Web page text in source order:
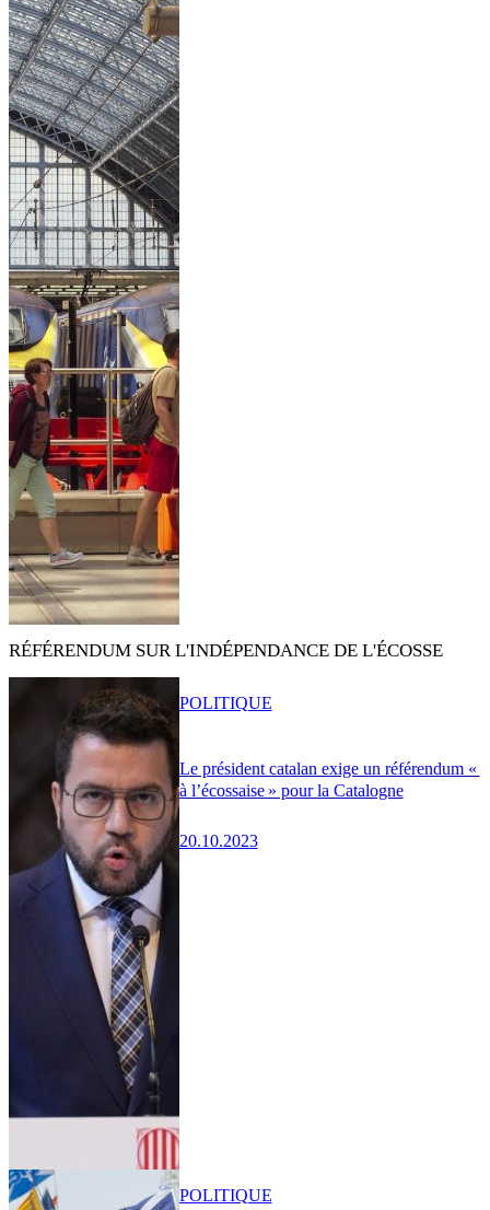
RÉFÉRENDUM SUR L'INDÉPENDANCE DE L'ÉCOSSE
Le président catalan exige un référendum «
à l’écossaise » pour la Catalogne
20.10.2023
POLITIQUE
POLITIQUE